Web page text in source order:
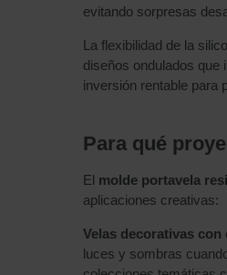
evitando sorpresas
La flexibilidad de la
diseños ondulados que
inversión rentable para
Para qué
El molde portavela
aplicaciones creativas:
Velas decorativas
luces y sombras